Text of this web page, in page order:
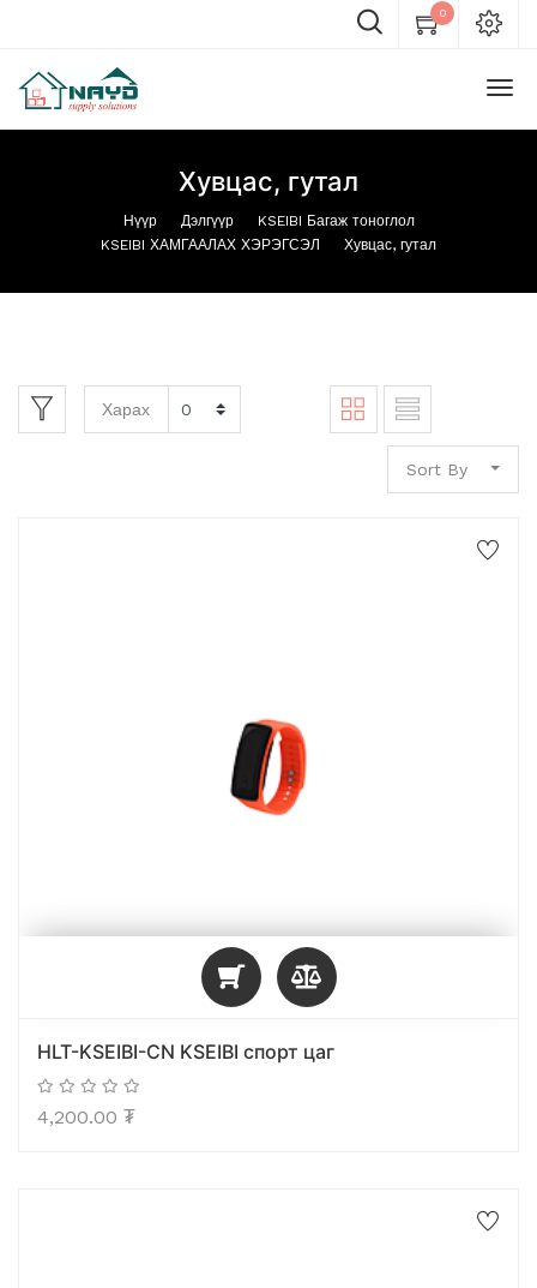
0
Хувцас, гутал
Нүүр Дэлгүүр
KSEIBI Багаж тоноглол
KSEIBI ХАМГААЛАХ ХЭРЭГСЭЛ
Хувцас, гутал
Харах
Sort By
HLT-KSEIBI-CN KSEIBI спорт цаг
4,200.00 ₮